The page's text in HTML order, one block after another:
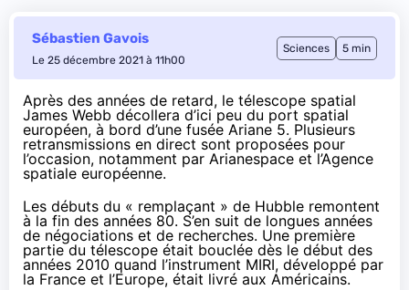
Sébastien Gavois
Le 25 décembre 2021 à 11h00
Sciences 5 min
Après des années de retard, le télescope spatial
James Webb décollera d’ici peu du port spatial
européen, à bord d’une fusée Ariane 5. Plusieurs
retransmissions en direct sont proposées pour
l’occasion, notamment par Arianespace et l’Agence
spatiale européenne.
Les débuts du « remplaçant » de Hubble remontent
à la fin des années 80. S’en suit de longues années
de négociations et de recherches. Une première
partie du télescope était bouclée dès le début des
années 2010 quand l’instrument MIRI, développé par
la France et l’Europe, était livré aux Américains.